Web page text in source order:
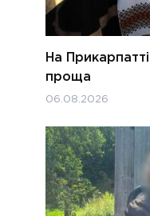
На
проща
06.08.2026